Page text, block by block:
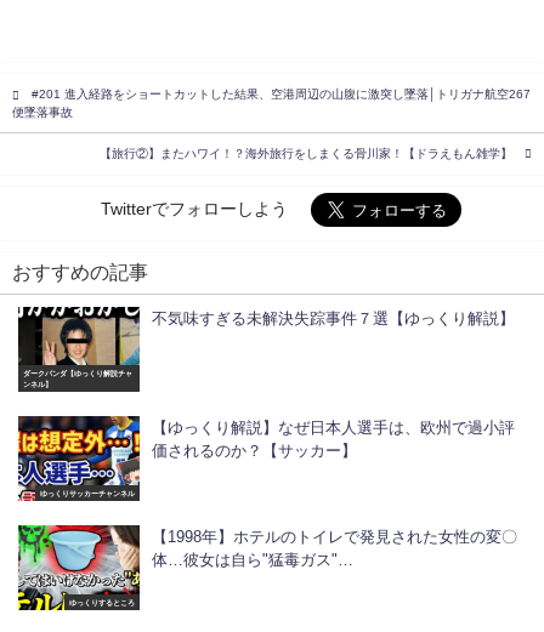
#201 進入経路をショートカットした結果、空港周辺の山腹に激突し墜落│トリガナ航空267
便墜落事故
【旅行②】またハワイ！？海外旅行をしまくる骨川家！【ドラえもん雑学】
Twitterでフォローしよう
おすすめの記事
ダークパンダ【ゆっくり解説チャ
ンネル】
不気味すぎる未解決失踪事件７選【ゆっくり解説】
ゆっくりサッカーチャンネル
【ゆっくり解説】なぜ日本人選手は、欧州で過小評
価されるのか？【サッカー】
ゆっくりするところ
【1998年】ホテルのトイレで発見された女性の変〇
体…彼女は自ら"猛毒ガス"…